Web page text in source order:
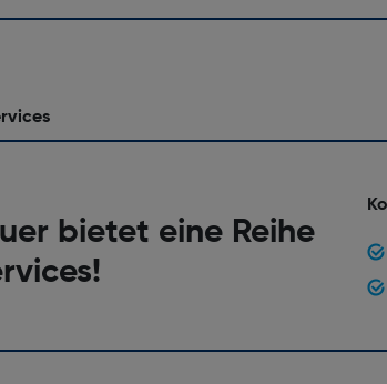
bietet eine Reihe